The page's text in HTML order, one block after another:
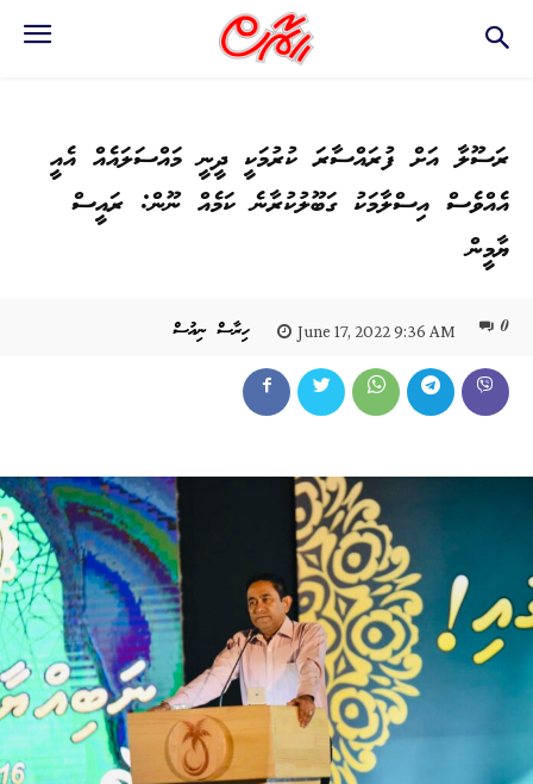
ރަސޫލާ އަށް ފުރައްސާރަ ކުރުމަކީ ދީނީ މައްސަލައެއް އެއީ
އެއްވެސް އިސްލާމަކު ގަބޫލުކުރާނެ ކަމެއް ނޫން: ރައީސް
ޔާމީން
ހިރާސް ނިއުސް June 17, 2022 9:36 AM 0